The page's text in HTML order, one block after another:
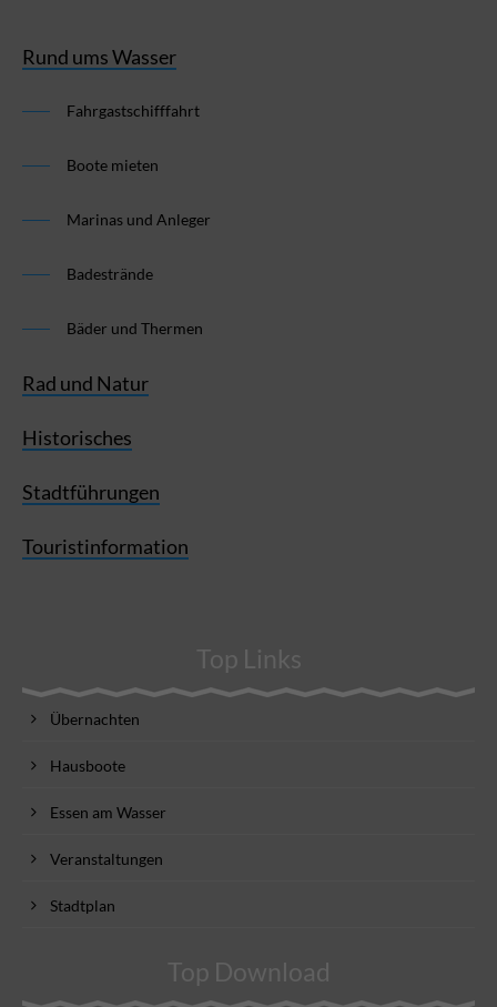
Rund ums Wasser
Fahrgastschifffahrt
Boote mieten
Marinas und Anleger
Badestrände
Bäder und Thermen
Rad und Natur
Historisches
Stadtführungen
Touristinformation
Top Links
Übernachten
Hausboote
Essen am Wasser
Veranstaltungen
Stadtplan
Top Download